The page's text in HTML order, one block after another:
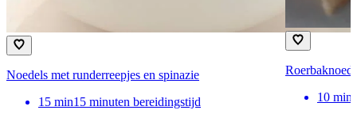
Noedels met runderreepjes en spinazie
15 min15 minuten bereidingstijd
10 min